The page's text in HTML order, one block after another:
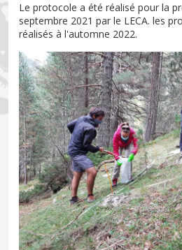
Le protocole a été réalisé pour la
septembre 2021 par le LECA. les
réalisés à l'automne 2022.